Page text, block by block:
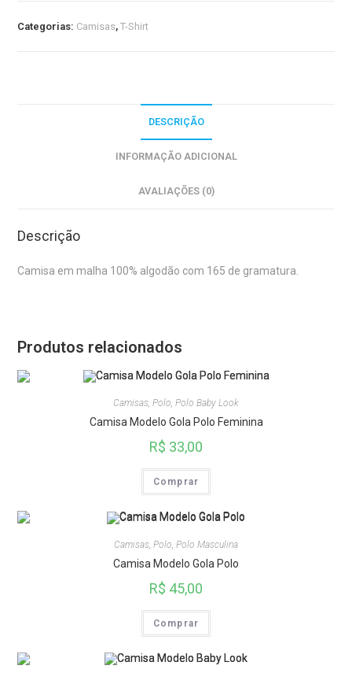
Categorias: Camisas,T-Shirt
DESCRIÇÃO
INFORMAÇÃO ADICIONAL
AVALIAÇÕES (0)
Descrição
Camisa em malha 100% algodão com 165 de gramatura.
Produtos relacionados
Camisas, Polo, Polo Baby Look
Camisa Modelo Gola Polo Feminina
R$ 33,00
Comprar
Camisas Polo Polo Masculina
Camisa Modelo Gola Polo
R$ 45,00
Comprar